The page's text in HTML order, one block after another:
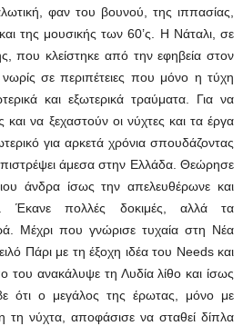
φαν του βουνού, της ιππασίας,
της μουσικής των 60’ς. Η Νάταλι, σε
που κλείστηκε από την εφηβεία στον
σε περιπέτειες που μόνο η τύχη
και εξωτερικά τραύματα. Για να
και να ξεχαστούν οι νύχτες και τα έργα
για αρκετά χρόνια σπουδάζοντας
άμεσα στην Ελλάδα. Θεώρησε
άνδρα ίσως την απελευθέρωνε και
πολλές δοκιμές, αλλά τα
Μέχρι που γνώρισε τυχαία στη Νέα
Πάρι με τη έξοχη ιδέα του Νeeds και
ανακάλυψε τη Λυδία λίθο και ίσως
ότι ο μεγάλος της έρωτας, μόνο με
τη νύχτα, αποφάσισε να σταθεί δίπλα